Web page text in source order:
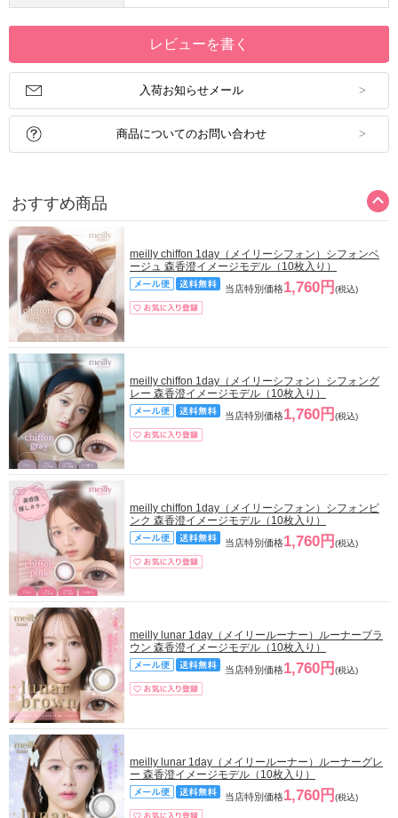
レビューを書く
入荷お知らせメール
商品についてのお問い合わせ
おすすめ商品
meilly chiffon 1day（メイリーシフォン）シフォンベ
ージュ 森香澄イメージモデル（10枚入り）
当店特別価格1,760円 (税込)
meilly chiffon 1day（メイリーシフォン）シフォング
レー 森香澄イメージモデル（10枚入り）
当店特別価格1,760円 (税込)
meilly chiffon 1day（メイリーシフォン）シフォンピ
ンク 森香澄イメージモデル（10枚入り）
当店特別価格1,760円 (税込)
meilly lunar 1day（メイリールーナー）ルーナーブラ
ウン 森香澄イメージモデル（10枚入り）
当店特別価格1,760円 (税込)
meilly lunar 1day（メイリールーナー）ルーナーグレ
ー 森香澄イメージモデル（10枚入り）
当店特別価格1,760円 (税込)